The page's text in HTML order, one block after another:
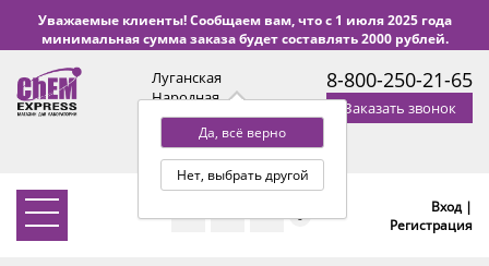
Уважаемые клиенты! Сообщаем вам, что с 1 июля 2025 года
минимальная сумма заказа будет составлять 2000 рублей.
Луганская
Народная
Республика
Да, всё верно
Нет, выбрать другой
с 9:00 до 18:00 по Уфе
(+2 МСК)
8-800-250-21-65
Заказать звонок
0
Вход |
Регистрация